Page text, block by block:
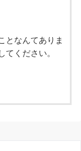
となんてありま
ください。